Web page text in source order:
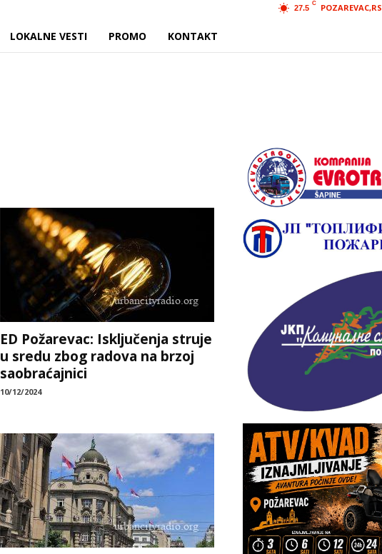
27.5
C POZAREVAC,RS
LOKALNE VESTI PROMO KONTAKT
ED Požarevac: Isključenja struje
u sredu zbog radova na brzoj
saobraćajnici
10/12/2024